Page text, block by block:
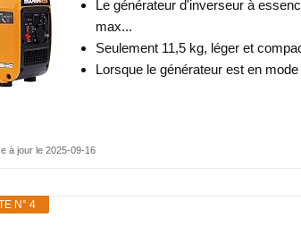
Le générateur d'inverseur à
max...
Seulement 11,5 kg, léger et
Lorsque le générateur est en
à jour le 2025-09-16
N° 4